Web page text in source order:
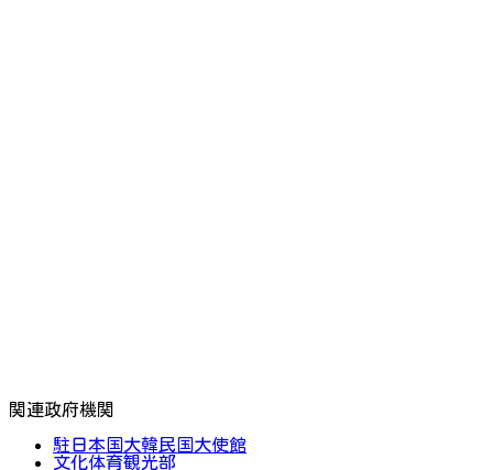
関連政府機関
駐日本国大韓民国大使館
文化体育観光部